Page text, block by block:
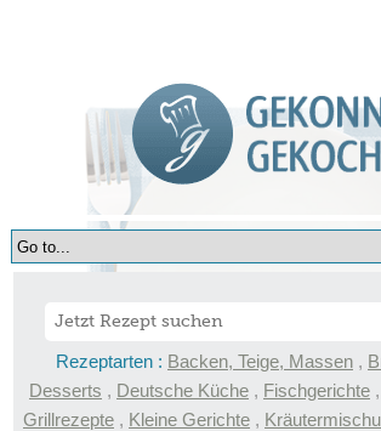
Rezeptarten : Backen, Teige, Massen ,
Desserts , Deutsche Küche , Fischgerichte ,
Grillrezepte , Kleine Gerichte ,